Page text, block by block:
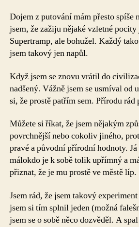
Dojem z putování mám přesto spíše
jsem, že zažiju nějaké vzletné
Supertramp, ale bohužel. Každý
jsem takový jen napůl.
Když jsem se znovu vrátil do
nadšený. Vážně jsem se usmíval od
si, že prostě patřím sem. Přírodu
Můžete si říkat, že jsem nějakým
povrchnější nebo cokoliv jiného,
pravé a původní přírodní hodnoty.
málokdo je k sobě tolik upřímný a
přiznat, že je mu prostě ve městě líp.
Jsem rád, že jsem takový
jsem si tím splnil jeden (možná
jsem se o sobě něco dozvěděl. A